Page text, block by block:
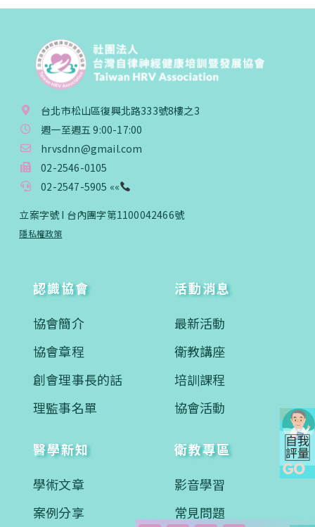
台北市松山區復興北路333號8樓之3
週一至週五 9:00-17:00
hrvsdnn@gmail.com
02-2546-0105
02-2547-5905 ««
立案字號 I 台內團字第1100042466號
隱私權政策
認識協會
協會簡介
協會章程
創會理事長的話
理監事名單
活動消息
最新活動
衛教講座
培訓課程
協會活動
醫學新知
學術文章
案例分享
衛教專區
影音學習
常見問題